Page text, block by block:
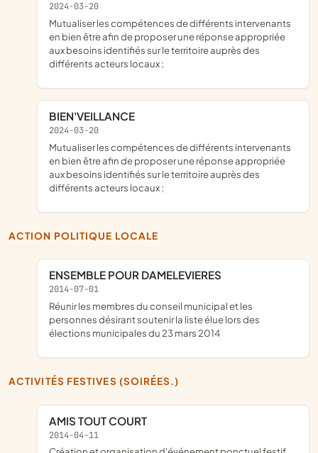
2024-03-20
mutualiser les compétences de différents intervenants
en bien être afin de proposer une réponse appropriée
aux besoins identifiés sur le territoire auprès des
différents acteurs locaux ;
BIEN'VEILLANCE
2024-03-20
mutualiser les compétences de différents intervenants
en bien être afin de proposer une réponse appropriée
aux besoins identifiés sur le territoire auprès des
différents acteurs locaux ;
ACTION POLITIQUE LOCALE
ENSEMBLE POUR DAMELEVIERES
2014-07-01
réunir les membres du conseil municipal et les
personnes désirant soutenir la liste élue lors des
élections municipales du 23 mars 2014
ACTIVITÉS FESTIVES (SOIRÉES.)
AMIS TOUT COURT
2014-04-11